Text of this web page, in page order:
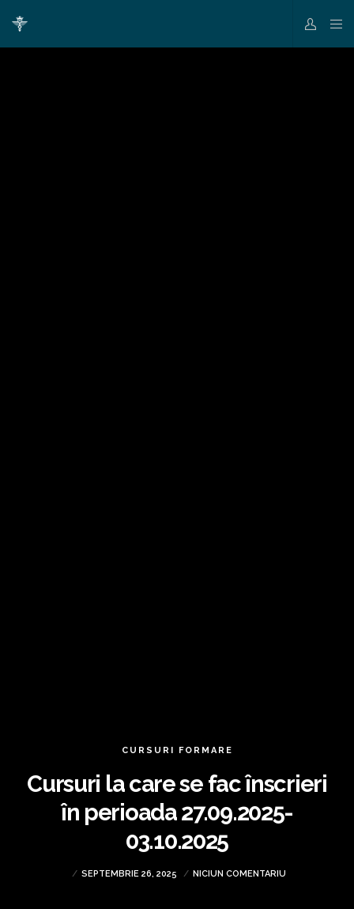
CURSURI FORMARE
Cursuri la care se fac înscrieri
în perioada 27.09.2025-
03.10.2025
SEPTEMBRIE 26, 2025 NICIUN COMENTARIU